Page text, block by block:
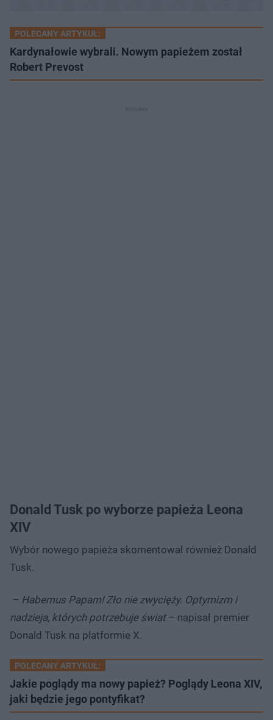
POLECANY ARTYKUŁ:
Kardynałowie wybrali. Nowym papieżem został
Robert Prevost
Donald Tusk po wyborze papieża Leona
XIV
Wybór nowego papieża skomentował również Donald
Tusk.
– Habemus Papam! Zło nie zwycięży. Optymizm i
nadzieja, których potrzebuje świat– napisał premier
Donald Tusk na platformie X.
POLECANY ARTYKUŁ:
Jakie poglądy ma nowy papież? Poglądy Leona XIV,
jaki będzie jego pontyfikat?